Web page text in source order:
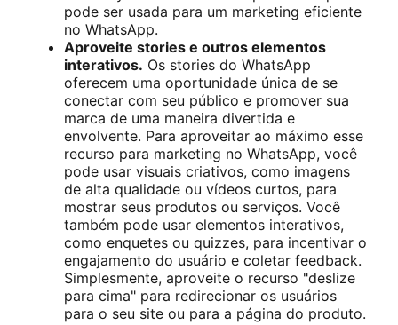
pode ser usada para um marketing eficiente
no WhatsApp.
Aproveite stories e outros elementos
interativos. Os stories do WhatsApp
oferecem uma oportunidade única de se
conectar com seu público e promover sua
marca de uma maneira divertida e
envolvente. Para aproveitar ao máximo esse
recurso para marketing no WhatsApp, você
pode usar visuais criativos, como imagens
de alta qualidade ou vídeos curtos, para
mostrar seus produtos ou serviços. Você
também pode usar elementos interativos,
como enquetes ou quizzes, para incentivar o
engajamento do usuário e coletar feedback.
Simplesmente, aproveite o recurso "deslize
para cima" para redirecionar os usuários
para o seu site ou para a página do produto.